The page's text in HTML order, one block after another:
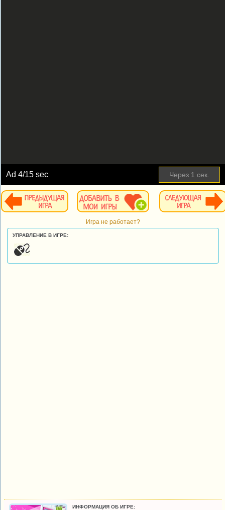
Ad4/15 sec Через 1 сек.
Игра не работает?
УПРАВЛЕНИЕ В ИГРЕ:
ИНФОРМАЦИЯ ОБ ИГРЕ: